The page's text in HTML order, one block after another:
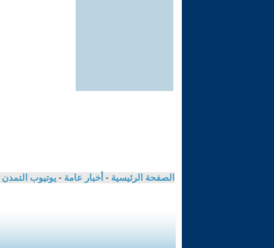
الصفحة الرئيسية - أخبار عامة - يوتيوب التمدن